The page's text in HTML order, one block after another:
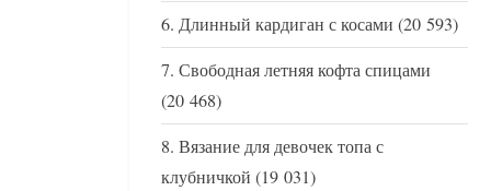
Длинный кардиган с косами (20 593)
Свободная летняя кофта спицами
(20 468)
Вязание для девочек топа с
клубничкой (19 031)